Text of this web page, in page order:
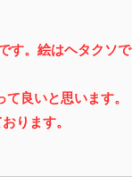
す。絵はヘタクソで
良いと思います。
ります。